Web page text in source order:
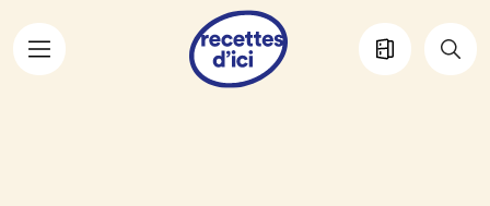
Aller au contenu principal